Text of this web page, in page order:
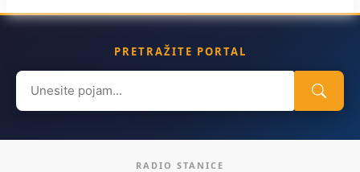
PRETRAŽITE PORTAL
Search
for:
RADIO STANICE